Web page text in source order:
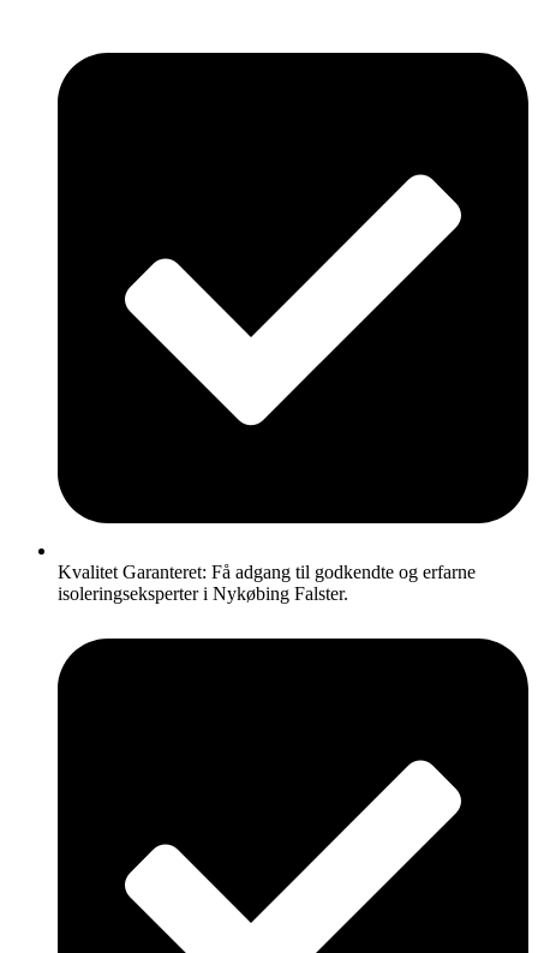
Kvalitet Garanteret: Få adgang til godkendte og erfarne
isoleringseksperter i Nykøbing Falster.